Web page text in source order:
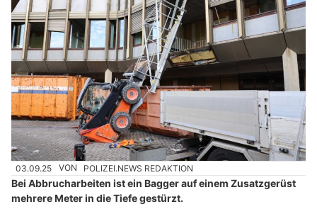
03.09.25 VON POLIZEI.NEWS REDAKTION
Bei Abbrucharbeiten ist ein Bagger auf einem Zusatzgerüst
mehrere Meter in die Tiefe gestürzt.